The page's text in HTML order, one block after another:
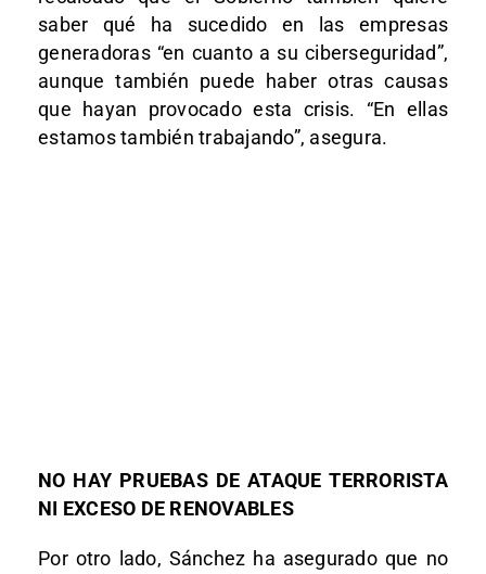
saber qué ha sucedido en las empresas
generadoras “en cuanto a su ciberseguridad”,
aunque también puede haber otras causas
que hayan provocado esta crisis. “En ellas
estamos también trabajando”, asegura.
NO HAY PRUEBAS DE ATAQUE TERRORISTA
NI EXCESO DE RENOVABLES
Por otro lado, Sánchez ha asegurado que no